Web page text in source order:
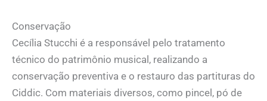
Conservação
Cecília Stucchi é a responsável pelo tratamento
técnico do patrimônio musical, realizando a
conservação preventiva e o restauro das partituras do
Ciddic. Com materiais diversos, como pincel, pó de